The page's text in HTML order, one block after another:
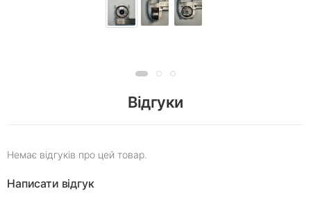
Відгуки
Немає відгуків про цей товар.
Написати відгук